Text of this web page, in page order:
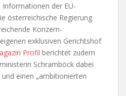
der EU-
österreichische Regierung
Konzern-
exklusiven Gerichtshof
Profil berichtet zudem
Schramböck dabei
einen „ambitionierten